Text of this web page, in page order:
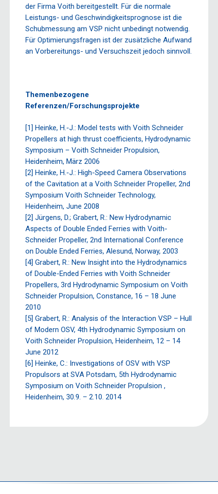
der Firma Voith bereitgestellt. Für die normale
Leistungs- und Geschwindigkeitsprognose ist die
Schubmessung am VSP nicht unbedingt notwendig.
Für Optimierungsfragen ist der zusätzliche Aufwand
an Vorbereitungs- und Versuchszeit jedoch sinnvoll.
Themenbezogene
Referenzen/Forschungsprojekte
[1] Heinke, H.-J.: Model tests with Voith Schneider
Propellers at high thrust coefficients, Hydrodynamic
Symposium – Voith Schneider Propulsion,
Heidenheim, März 2006
[2] Heinke, H.-J.: High-Speed Camera Observations
of the Cavitation at a Voith Schneider Propeller, 2nd
Symposium Voith Schneider Technology,
Heidenheim, June 2008
[2] Jürgens, D.; Grabert, R.: New Hydrodynamic
Aspects of Double Ended Ferries with Voith-
Schneider Propeller, 2nd International Conference
on Double Ended Ferries, Alesund, Norway, 2003
[4] Grabert, R.: New Insight into the Hydrodynamics
of Double-Ended Ferries with Voith Schneider
Propellers, 3rd Hydrodynamic Symposium on Voith
Schneider Propulsion, Constance, 16 – 18 June
2010
[5] Grabert, R.: Analysis of the Interaction VSP – Hull
of Modern OSV, 4th Hydrodynamic Symposium on
Voith Schneider Propulsion, Heidenheim, 12 – 14
June 2012
[6] Heinke, C.: Investigations of OSV with VSP
Propulsors at SVA Potsdam, 5th Hydrodynamic
Symposium on Voith Schneider Propulsion ,
Heidenheim, 30.9. – 2.10. 2014